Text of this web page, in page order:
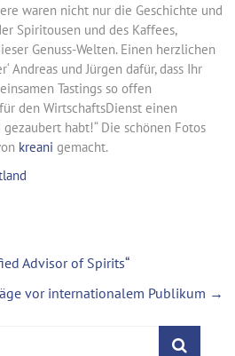
waren nicht nur die Geschichte und
Spiritousen und des Kaffees,
Genuss-Welten. Einen herzlichen
Andreas und Jürgen dafür, dass Ihr
Tastings so offen
den WirtschaftsDienst einen
habt!“ Die schönen Fotos
kreani gemacht.
Advisor of Spirits“
vor internationalem Publikum →